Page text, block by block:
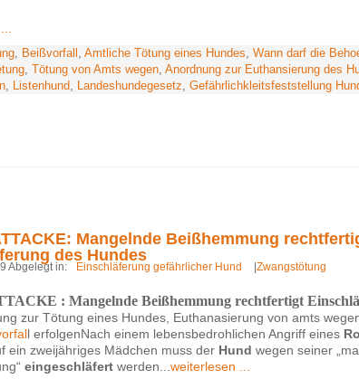
, Beißvorfall , Amtliche Tötung eines Hundes, Wann darf die
, Tötung von Amts wegen, Anordnung zur Euthansierung des
, Listenhund, Landeshundegesetz, Gefährlichkleitsfeststellung
Mangelnde Beißhemmung
des Hundes
Abgelegt in: Einschläferung gefährlicher Hund Zwangstötung
: Mangelnde Beißhemmung rechtfertigt
zur Tötung eines Hundes, Euthanasierung von amts
l erfolgenNach einem lebensbedrohlichen Angriff eines
ein zweijähriges Mädchen muss der Hund wegen seiner
eingeschläfert werden... weiterlesen ...